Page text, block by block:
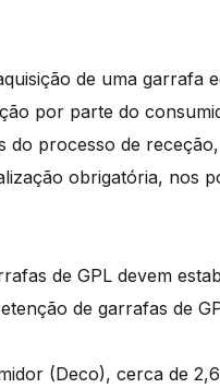
de uma garrafa
por parte do
do processo de
obrigatória, nos
de GPL devem
de garrafas de
(Deco), cerca de